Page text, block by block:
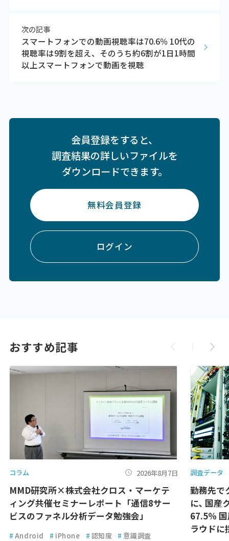
次の記事
スマートフォンでの動画視聴率は70.6％ 10代の
視聴率は9割を超え、そのうち約6割が1日1時間
以上スマートフォンで動画を視聴
会員登録をすると、
調査結果の詳しいファイルを
ダウンロードできます。
無料会員登録
ログイン
おすすめ記事
コラム 2026年8月7日
MMD研究所×株式会社クロス・マーケテ
ィング共催セミナーレポート「通信8サー
ビスのファネル分析データ勉強会」
# Android # iPhone # 認知度 # 意識調査
調査データ
勤務先で
に､ 国産
67.5％
ラウドに